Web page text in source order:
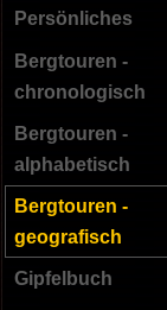
Persönliches
Bergtouren -
chronologisch
Bergtouren -
alphabetisch
Bergtouren -
geografisch
Gipfelbuch